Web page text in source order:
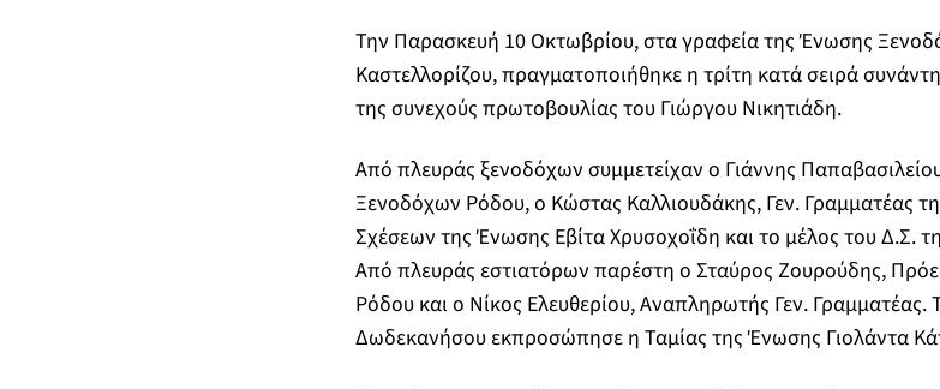
Την Παρασκευή 10 Οκτωβρίου, στα γραφεία της Ένωσης
Καστελλορίζου, πραγματοποιήθηκε η τρίτη κατά σειρά
της συνεχούς πρωτοβουλίας του Γιώργου Νικητιάδη.
Από πλευράς ξενοδόχων συμμετείχαν ο Γιάννης
Ξενοδόχων Ρόδου, ο Κώστας Καλλιουδάκης, Γεν. Γραμματέας
Σχέσεων της Ένωσης Εβίτα Χρυσοχοΐδη και το μέλος του Δ.Σ.
Από πλευράς εστιατόρων παρέστη ο Σταύρος Ζουρούδης,
Ρόδου και ο Νίκος Ελευθερίου, Αναπληρωτής Γεν.
Δωδεκανήσου εκπροσώπησε η Ταμίας της Ένωσης Γιολάντα